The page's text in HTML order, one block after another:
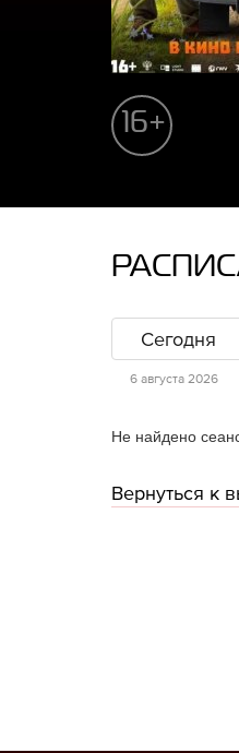
16+
Сегодня
6 августа 2026
Не найдено
Вернуться к